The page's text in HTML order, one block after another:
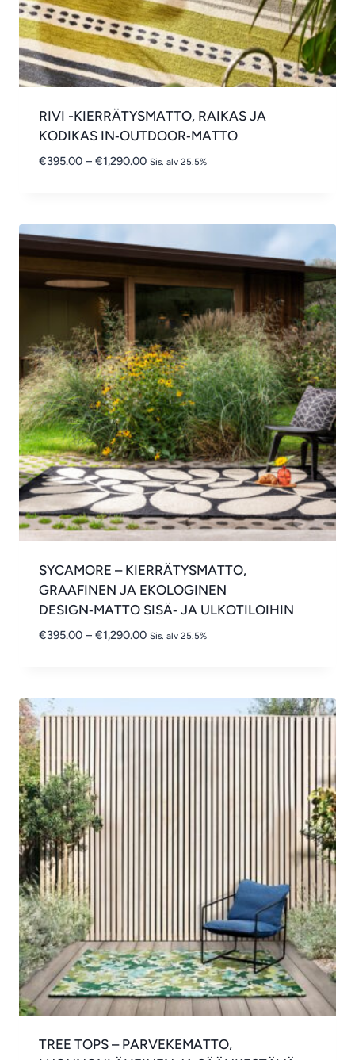
RIVI -KIERRÄTYSMATTO, RAIKAS JA
KODIKAS IN‑OUTDOOR‑MATTO
€395.00 – €1,290.00Hintaluokka:
Sis. alv 25.5%
SYCAMORE – KIERRÄTYSMATTO,
GRAAFINEN JA EKOLOGINEN
DESIGN‑MATTO SISÄ‑ JA ULKOTILOIHIN
€395.00 – €1,290.00Hintaluokka:
Sis. alv 25.5%
TREE TOPS – PARVEKEMATTO,